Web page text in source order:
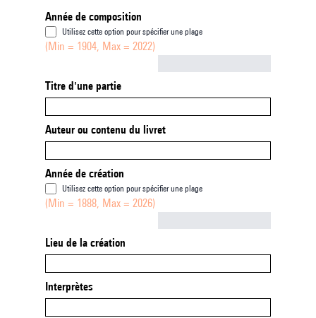
Année de composition
Utilisez cette option pour spécifier une plage
(Min = 1904, Max = 2022)
Titre d'une partie
Auteur ou contenu du livret
Année de création
Utilisez cette option pour spécifier une plage
(Min = 1888, Max = 2026)
Lieu de la création
Interprètes